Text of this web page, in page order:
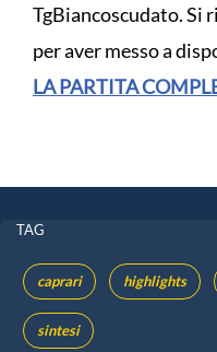
TgBiancoscudato. Si
per aver messo a
LA PARTITA
TAG
caprari highlights
sintesi